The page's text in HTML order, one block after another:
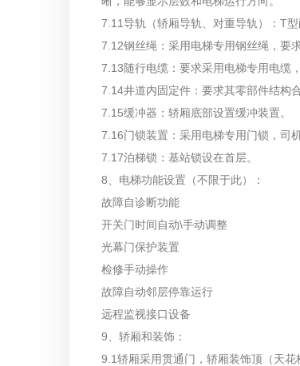
7.11导轨（轿厢导轨、对重导轨）：T型
7.12钢丝绳：采用电梯专用钢丝绳，要
7.13随行电缆：要求采用电梯专用电缆
7.14井道内固定件：要求其零部件结构
7.15缓冲器：轿厢底部设置缓冲装置。
7.16门锁装置：采用电梯专用门锁，司
7.17泊梯锁：基站锁设在首层。
8、电梯功能设置（不限于此）：
故障自诊断功能
开关门时间自动\手动调整
光幕门保护装置
检修手动操作
故障自动邻层停靠运行
远程监视接口设备
9、轿厢和装饰：
9.1轿厢采用贯通门，轿厢装饰顶（天花